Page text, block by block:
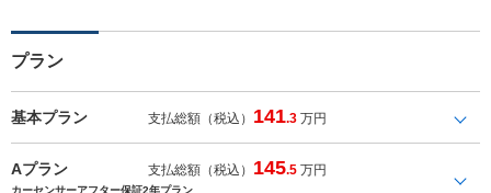
プラン
基本プラン 支払総額（税込） 141.3 万円
Aプラン 支払総額（税込） 145.5 万円
カーセンサーアフター保証2年プラン